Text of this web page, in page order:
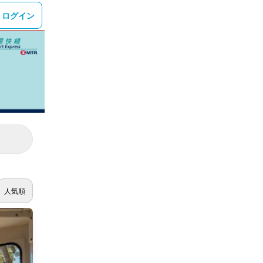
ログイン
人気順